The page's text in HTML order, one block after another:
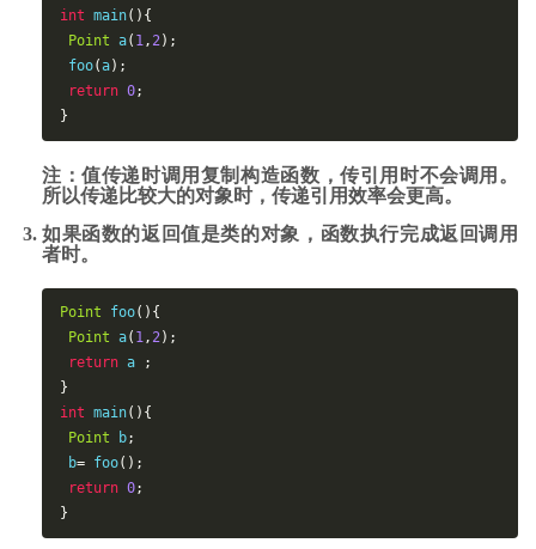
int main() {
Point a( 1,2) ;
foo(a);
return 0;
}
注：值传递时调用复制构造函数，传引用时不会调用。
所以传递比较大的对象时，传递引用效率会更高。
如果函数的返回值是类的对象，函数执行完成返回调用
者时。
Point foo() {
Point a( 1,2) ;
return a
;
}
int main() {
Point b;
b= foo();
return 0;
}